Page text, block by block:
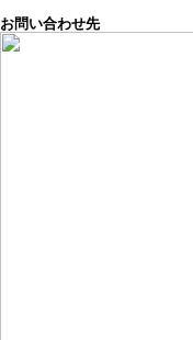
お問い合わせ先